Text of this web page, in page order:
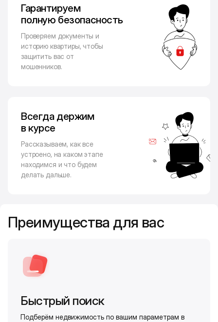
Гарантируем
полную безопасность
Проверяем документы и
историю квартиры, чтобы
защитить вас от
мошенников.
Всегда держим
в курсе
Рассказываем, как все
устроено, на каком этапе
находимся и что будем
делать дальше.
Преимущества для вас
Быстрый поиск
Подберём недвижимость по вашим параметрам в